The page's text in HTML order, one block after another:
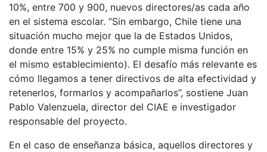
10%, entre 700 y 900, nuevos directores/as cada año
en el sistema escolar. “Sin embargo, Chile tiene una
situación mucho mejor que la de Estados Unidos,
donde entre 15% y 25% no cumple misma función en
el mismo establecimiento). El desafío más relevante es
cómo llegamos a tener directivos de alta efectividad y
retenerlos, formarlos y acompañarlos”, sostiene Juan
Pablo Valenzuela, director del CIAE e investigador
responsable del proyecto.
En el caso de enseñanza básica, aquellos directores y